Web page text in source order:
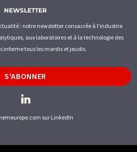
NEWSLETTER
: notre newsletter consacrée à l'industrie
aux laboratoires et à la technologie des
informe tous les mardis et jeudis.
S'ABONNER
sur LinkedIn